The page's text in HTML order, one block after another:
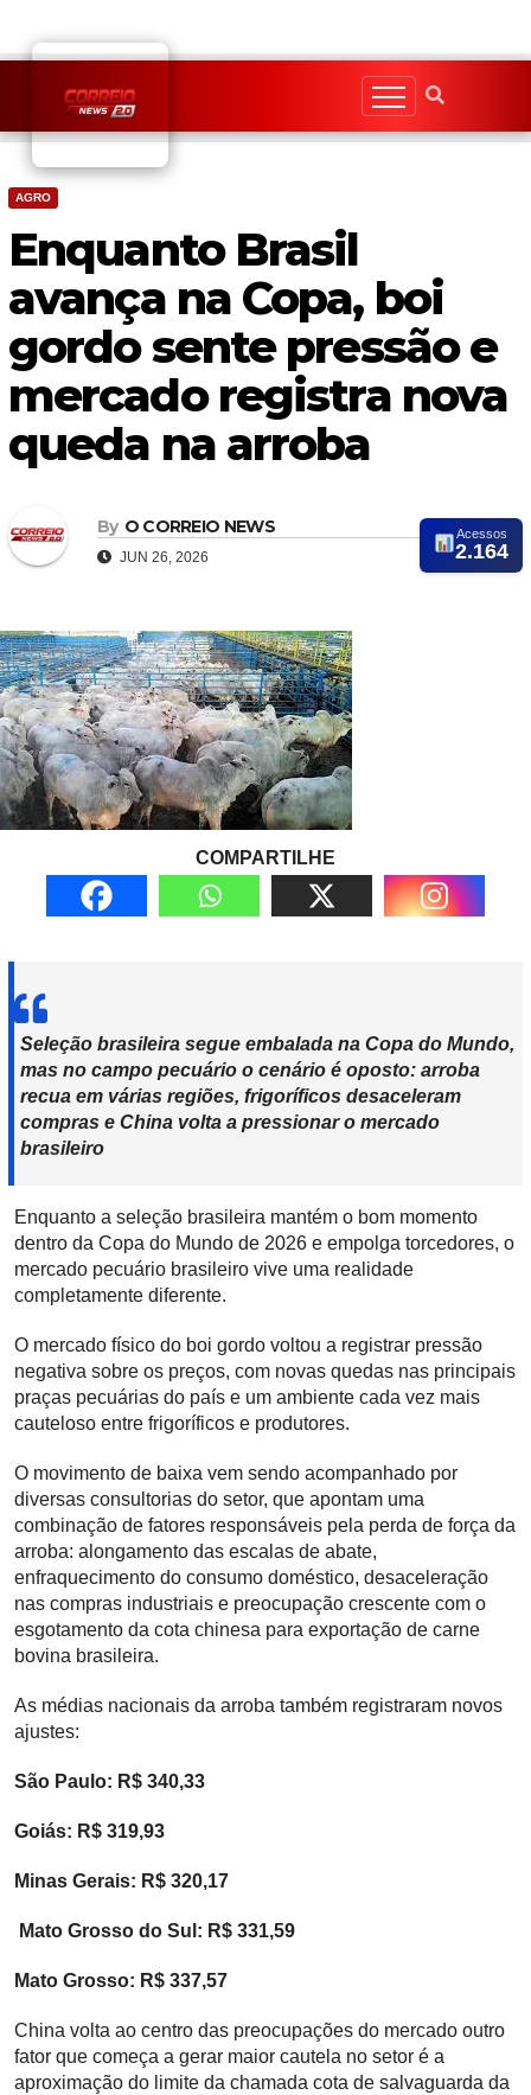
content
AGRO
Enquanto Brasil
avança na Copa, boi
gordo sente pressão e
mercado registra nova
queda na arroba
By O CORREIO NEWS
JUN 26, 2026
Acessos
2.164
COMPARTILHE
Seleção brasileira segue embalada na Copa do Mundo,
mas no campo pecuário o cenário é oposto: arroba
recua em várias regiões, frigoríficos desaceleram
compras e China volta a pressionar o mercado
brasileiro
Enquanto a seleção brasileira mantém o bom momento
dentro da Copa do Mundo de 2026 e empolga torcedores, o
mercado pecuário brasileiro vive uma realidade
completamente diferente.
O mercado físico do boi gordo voltou a registrar pressão
negativa sobre os preços, com novas quedas nas principais
praças pecuárias do país e um ambiente cada vez mais
cauteloso entre frigoríficos e produtores.
O movimento de baixa vem sendo acompanhado por
diversas consultorias do setor, que apontam uma
combinação de fatores responsáveis pela perda de força da
arroba: alongamento das escalas de abate,
enfraquecimento do consumo doméstico, desaceleração
nas compras industriais e preocupação crescente com o
esgotamento da cota chinesa para exportação de carne
bovina brasileira.
As médias nacionais da arroba também registraram novos
ajustes:
São Paulo: R$ 340,33
Goiás: R$ 319,93
Minas Gerais: R$ 320,17
Mato Grosso do Sul: R$ 331,59
Mato Grosso: R$ 337,57
China volta ao centro das preocupações do mercado outro
fator que começa a gerar maior cautela no setor é a
aproximação do limite da chamada cota de salvaguarda da